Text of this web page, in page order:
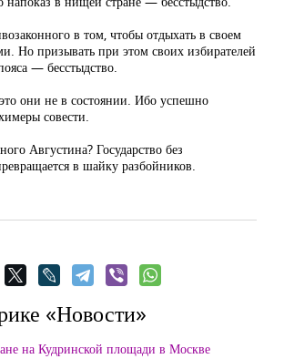
в том, чтобы отдыхать в своем
Но призывать при этом своих избирателей
— бесстыдство.
они не в состоянии. Ибо успешно
совести.
Августина? Государство без
в шайку разбойников.
«Новости»
на Кудринской площади в Москве